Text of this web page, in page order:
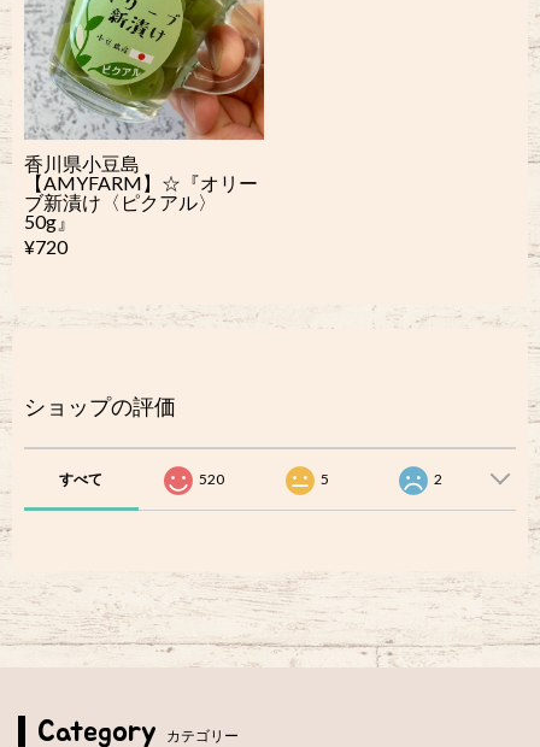
香川県小豆島
【AMYFARM】☆『オリー
ブ新漬け〈ピクアル〉
50g』
¥720
ショップの評価
すべて 520 5 2
Category カテゴリー